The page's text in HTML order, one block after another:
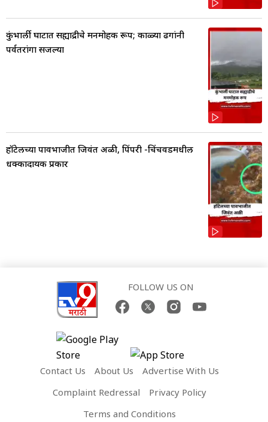
कुंभार्ली घाटात सह्याद्रीचे मनमोहक रूप; काळ्या ढगांनी
पर्वतरांगा सजल्या
हॉटेलच्या पावभाजीत जिवंत अळी, पिंपरी -चिंचवडमधील
धक्कादायक प्रकार
FOLLOW US ON
Contact Us About Us
Advertise With Us
Complaint Redressal
Privacy Policy
Terms and Conditions